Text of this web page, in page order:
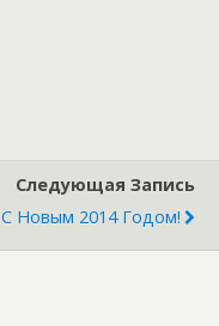
Следующая Запись
С Новым 2014 Годом!